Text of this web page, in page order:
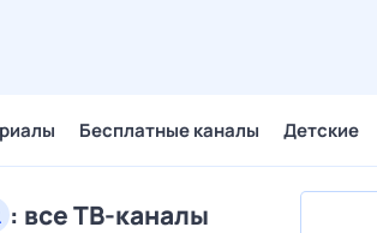
Бесплатные каналы Детские
: все ТВ-каналы